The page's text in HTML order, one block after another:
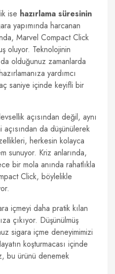
ise hazırlama süresinin
yapımında harcanan
Marvel Compact Click
oluyor. Teknolojinin
olduğunuz zamanlarda
yardımcı
saniye içinde keyifli bir
açısından değil, aynı
açısından da düşünülerek
herkesin kolayca
sunuyor. Kriz anlarında,
bir mola anında rahatlıkla
Click, böylelikle
içmeyi daha pratik kılan
çıkıyor. Düşünülmüş
sigara içme deneyimimizi
koşturmacası içinde
bu ürünü denemek